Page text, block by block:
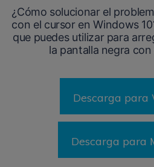
Sala de prensa
Recoverit para Mac
Recupera datos ilimitados
Recuperar Medios Borrados
Soluciones de Recuperación
VER TODAS LAS
Recursos
Por qué Recoverit
Historias de Clientes
DESCARGAR
¿Cómo solucionar el
con el cursor en Windows
que puedes utilizar para
la pantalla negra
Descarga para
Descarga para